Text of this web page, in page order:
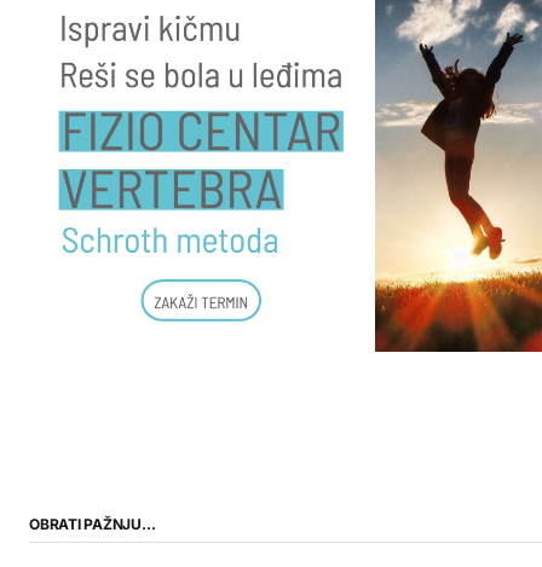
OBRATI PAŽNJU…